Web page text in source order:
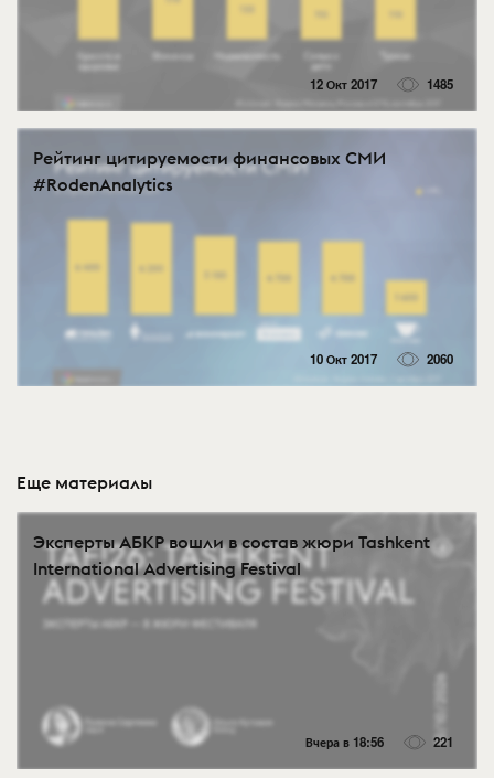
12 Окт 2017 1485
Рейтинг цитируемости финансовых СМИ
#RodenAnalytics
10 Окт 2017 2060
Еще материалы
Эксперты АБКР вошли в состав жюри Tashkent
International Advertising Festival
Вчера в 18:56 221